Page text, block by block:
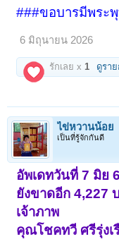
###ขอบารมีพระพุ
6 มิถุนายน 2026
รักเลย x1 ดูรา
ไข่หวานน้อย
เป็นที่รู้จักกันดี
อัพเดทวันที่ 7 มิย
ยังขาดอีก 4,227
เจ้าภาพ
คุณโชคทวี ศรีรุ่งเ